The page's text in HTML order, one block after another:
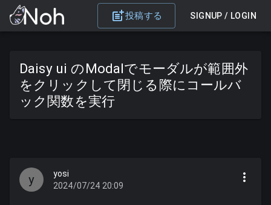
投稿する SIGNUP / LOGIN
Daisy ui のModalでモーダルが範囲外
をクリックして閉じる際にコールバ
ック関数を実行
y
yosi
2024/07/24 20:09